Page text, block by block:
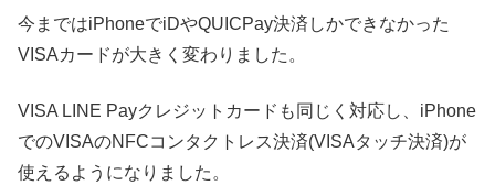
今まではiPhoneでiDやQUICPay決済しかできなかった
VISAカードが大きく変わりました。
VISA LINE Payクレジットカードも同じく対応し、iPhone
でのVISAのNFCコンタクトレス決済(VISAタッチ決済)が
使えるようになりました。